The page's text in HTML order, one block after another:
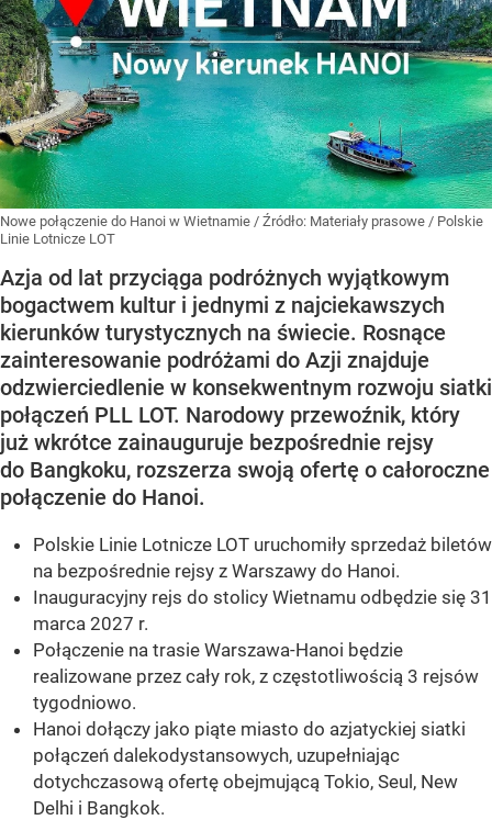
Nowe połączenie do Hanoi w Wietnamie / Źródło: Materiały prasowe / Polskie
Linie Lotnicze LOT
Azja od lat przyciąga podróżnych wyjątkowym
bogactwem kultur i jednymi z najciekawszych
kierunków turystycznych na świecie. Rosnące
zainteresowanie podróżami do Azji znajduje
odzwierciedlenie w konsekwentnym rozwoju siatki
połączeń PLL LOT. Narodowy przewoźnik, który
już wkrótce zainauguruje bezpośrednie rejsy
do Bangkoku, rozszerza swoją ofertę o całoroczne
połączenie do Hanoi.
Polskie Linie Lotnicze LOT uruchomiły sprzedaż biletów
na bezpośrednie rejsy z Warszawy do Hanoi.
Inauguracyjny rejs do stolicy Wietnamu odbędzie się 31
marca 2027 r.
Połączenie na trasie Warszawa-Hanoi będzie
realizowane przez cały rok, z częstotliwością 3 rejsów
tygodniowo.
Hanoi dołączy jako piąte miasto do azjatyckiej siatki
połączeń dalekodystansowych, uzupełniając
dotychczasową ofertę obejmującą Tokio, Seul, New
Delhi i Bangkok.